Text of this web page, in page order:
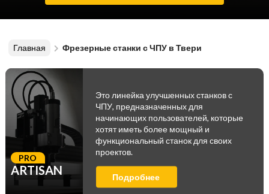
Главная Фрезерные станки с ЧПУ в Твери
ARTISAN
PRO
Это линейка улучшенных станков с
ЧПУ, предназначенных для
начинающих пользователей, которые
хотят иметь более мощный и
функциональный станок для своих
проектов.
Подробнее